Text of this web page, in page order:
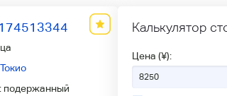
Токио
подержанный
Калькулятор
Цена (¥):